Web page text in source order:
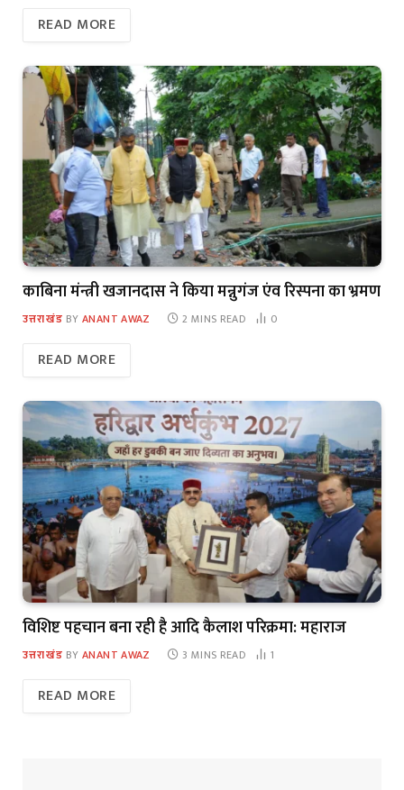
READ MORE
काबिना मंन्त्री खजानदास ने किया मन्नुगंज एंव रिस्पना का भ्रमण
उत्तराखंड BY ANANT AWAZ 2 MINS READ 0
READ MORE
विशिष्ट पहचान बना रही है आदि कैलाश परिक्रमा: महाराज
उत्तराखंड BY ANANT AWAZ 3 MINS READ 1
READ MORE